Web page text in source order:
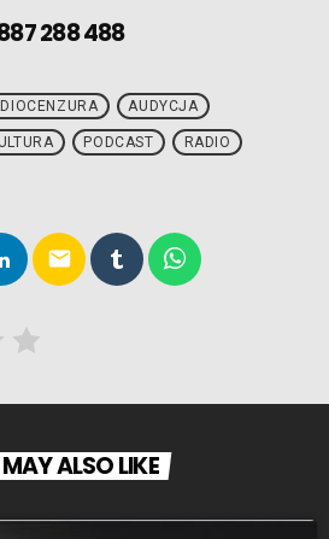
288 488
AUDYCJA
PODCAST RADIO
email
ALSO LIKE